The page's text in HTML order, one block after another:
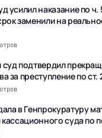
усилил наказание по ч.
заменили на
подтвердил
за преступление по ст.
в Генпрокуратуру
кассационного суда по